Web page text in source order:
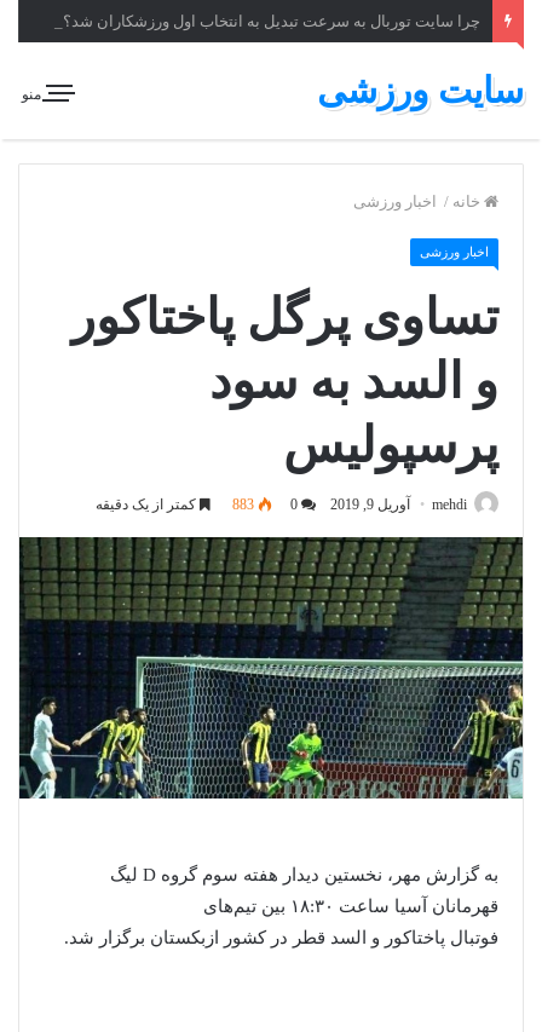
چرا سایت توربال به ‌سرعت تبدیل به انتخاب اول ورزشکاران شد؟
منو سایت ورزشی
خانه / اخبار ورزشی
اخبار ورزشی
تساوی پرگل پاختاکور
و السد به سود
پرسپولیس
mehdi آوریل 9, 2019 883 کمتر از یک دقیقه
به گزارش مهر، نخستین دیدار هفته سوم گروه D لیگ
قهرمانان آسیا ساعت ۱۸:۳۰ بین تیم‌های
فوتبال پاختاکور و السد قطر در کشور ازبکستان برگزار شد.